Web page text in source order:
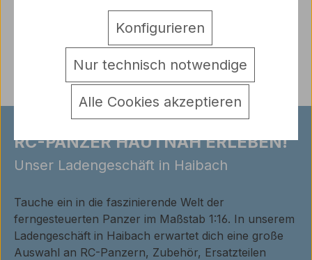
RC-PANZER HAUTNAH ERLEBEN!
Unser Ladengeschäft in Haibach
Tauche ein in die faszinierende Welt der
ferngesteuerten Panzer im Maßstab 1:16. In unserem
Ladengeschäft in Haibach erwartet dich eine große
Auswahl an RC-Panzern, Zubehör, Ersatzteilen
Nur technisch notwendige
Konfigurieren
Alle Cookies akzeptieren